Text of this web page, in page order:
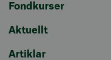
Fondkurser
Aktuellt
Artiklar